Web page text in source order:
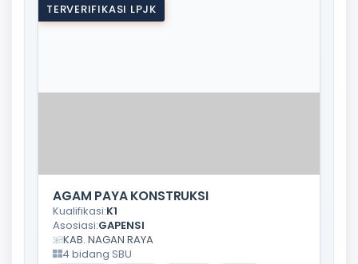
TERVERIFIKASI LPJK
AGAM PAYA KONSTRUKSI
Kualifikasi:K1
Asosiasi:GAPENSI
KAB. NAGAN RAYA
4 bidang SBU